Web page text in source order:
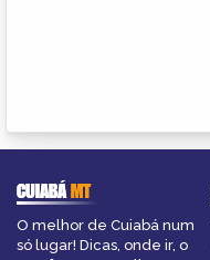
CUIABÁMT
O melhor de Cuiabá num
só lugar! Dicas, onde ir, o